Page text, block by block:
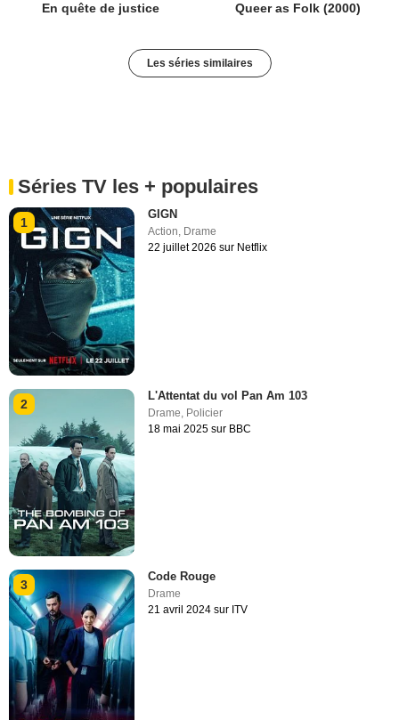
En quête de justice Queer as Folk (2000)
Les séries similaires
Séries TV les + populaires
1
GIGN
Action, Drame
22 juillet 2026 sur Netflix
2
L'Attentat du vol Pan Am 103
Drame Policier
18 mai 2025 sur BBC
3
Code Rouge
Drame
21 avril 2024 sur ITV